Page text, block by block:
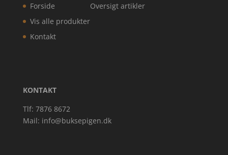
Forside
Vis alle produkter
Kontakt
Oversigt artikler
KONTAKT
Tlf: 7876 8672
Mail: info@buksepigen.dk